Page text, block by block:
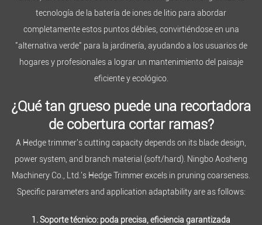
tecnología de la batería de iones de litio para abordar
completamente estos puntos débiles, convirtiéndose en una
"alternativa verde" para la jardinería, ayudando a los usuarios de
hogares y profesionales a lograr un mantenimiento del paisaje
eficiente y ecológico.
¿Qué tan grueso puede una recortadora
de cobertura cortar ramas?
A Hedge trimmer's cutting capacity depends on its blade design,
power system, and branch material (soft/hard). Ningbo Aosheng
Machinery Co., Ltd.'s Hedge Trimmer excels in pruning coarseness.
Specific parameters and application adaptability are as follows:
1. Soporte técnico: poda precisa, eficiencia garantizada